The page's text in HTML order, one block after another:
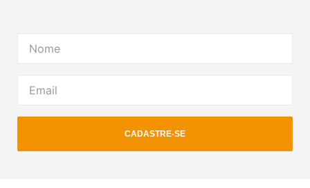
CADASTRE-SE